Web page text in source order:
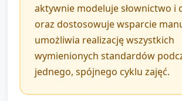
aktywnie modeluje słownictwo i
oraz dostosowuje wsparcie
umożliwia realizację wszystkich
wymienionych standardów
jednego, spójnego cyklu zajęć.